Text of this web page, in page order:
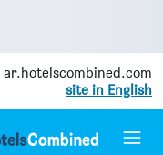
ar.hotelscombined.com
site in English